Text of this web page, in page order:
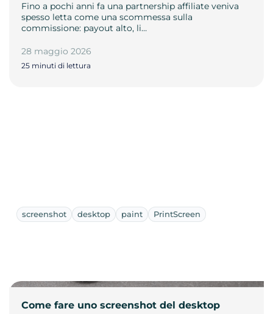
Fino a pochi anni fa una partnership affiliate veniva
spesso letta come una scommessa sulla
commissione: payout alto, li…
28 maggio 2026
25 minuti di lettura
screenshot desktop paint PrintScreen
Come fare uno screenshot del desktop